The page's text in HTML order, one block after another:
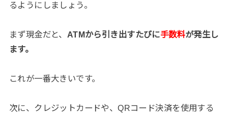
るようにしましょう。
まず現金だと、 ATMから引き出すたびに手数料が発生し
ます。
これが一番大きいです。
次に、クレジットカードや、QRコード決済を使用する